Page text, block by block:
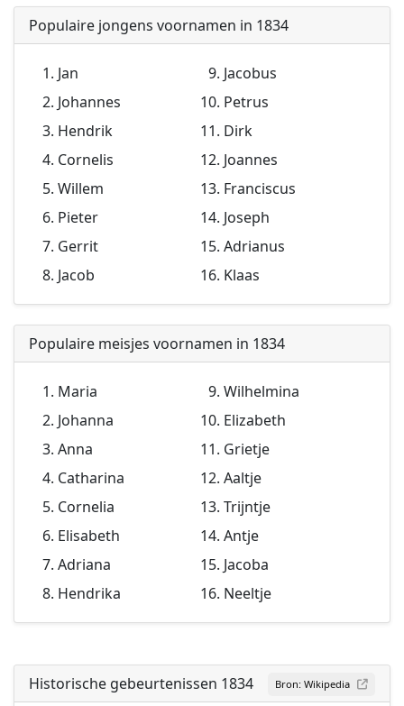
Populaire jongens voornamen in 1834
Jan
Johannes
Hendrik
Cornelis
Willem
Pieter
Gerrit
Jacob
Jacobus
Petrus
Dirk
Joannes
Franciscus
Joseph
Adrianus
Klaas
Populaire meisjes voornamen in 1834
Maria
Johanna
Anna
Catharina
Cornelia
Elisabeth
Adriana
Hendrika
Wilhelmina
Elizabeth
Grietje
Aaltje
Trijntje
Antje
Jacoba
Neeltje
Bron: Wikipedia
Historische gebeurtenissen 1834